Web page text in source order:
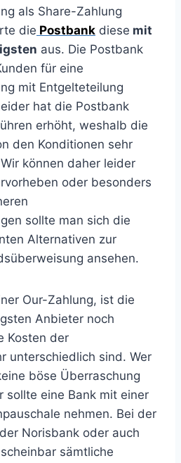
als Share-Zahlung
die Postbank diese mit
aus. Die Postbank
für eine
mit Entgelteteilung
hat die Postbank
erhöht, weshalb die
den Konditionen sehr
können daher leider
oder besonders
sollte man sich die
Alternativen zur
ansehen.
Our-Zahlung, ist die
Anbieter noch
Kosten der
unterschiedlich sind. Wer
böse Überraschung
sollte eine Bank mit einer
nehmen. Bei der
Norisbank oder auch
sämtliche